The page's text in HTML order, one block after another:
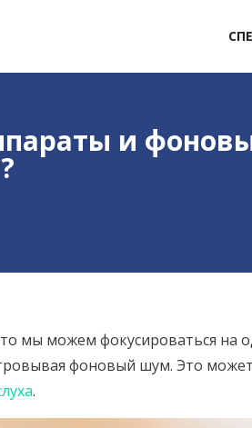
и
мы можем фокусироваться на
фоновый шум. Это
.